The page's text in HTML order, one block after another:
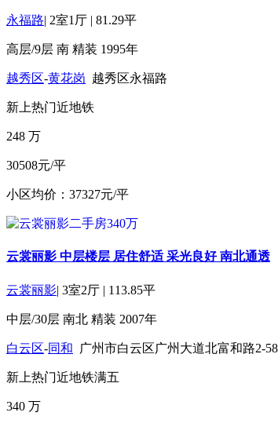
永福路| 2室1厅 | 81.29平
高层/9层 南 精装 1995年
越秀区-黄花岗 越秀区永福路
新上热门近地铁
248 万
30508元/平
小区均价：37327元/平
云裳丽影 中层楼层 居住舒适 采光良好 南北通透
云裳丽影| 3室2厅 | 113.85平
中层/30层 南北 精装 2007年
白云区-同和 广州市白云区广州大道北富和路2-
新上热门近地铁满五
340 万